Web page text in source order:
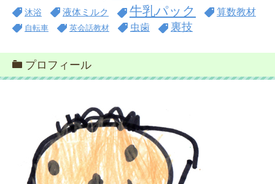
沐浴 液体ミルク 牛乳パック 算数教材
自転車 英会話教材 虫歯 裏技
プロフィール